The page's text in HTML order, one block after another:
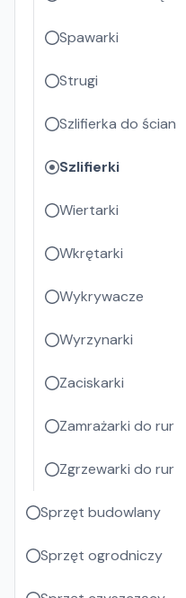
Spawarki
Strugi
Szlifierka do ścian
Szlifierki
Wiertarki
Wkrętarki
Wykrywacze
Wyrzynarki
Zaciskarki
Zamrażarki do rur
Zgrzewarki do rur
Sprzęt budowlany
Sprzęt ogrodniczy